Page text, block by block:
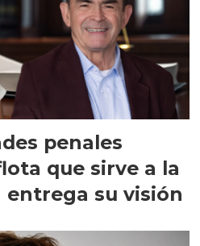
penales
que sirve a la
su visión